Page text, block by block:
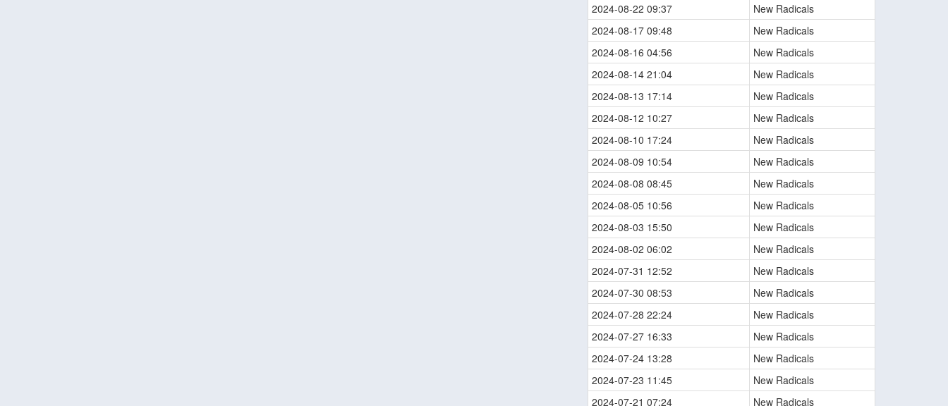
2024-08-22 09:37
New Radicals
2024-08-17 09:48
New Radicals
2024-08-16 04:56
New Radicals
2024-08-14 21:04
New Radicals
2024-08-13 17:14
New Radicals
2024-08-12 10:27
New Radicals
2024-08-10 17:24
New Radicals
2024-08-09 10:54
New Radicals
2024-08-08 08:45
New Radicals
2024-08-05 10:56
New Radicals
2024-08-03 15:50
New Radicals
2024-08-02 06:02
New Radicals
2024-07-31 12:52
New Radicals
2024-07-30 08:53
New Radicals
2024-07-28 22:24
New Radicals
2024-07-27 16:33
New Radicals
2024-07-24 13:28
New Radicals
2024-07-23 11:45
New Radicals
2024-07-21 07:24
New Radicals